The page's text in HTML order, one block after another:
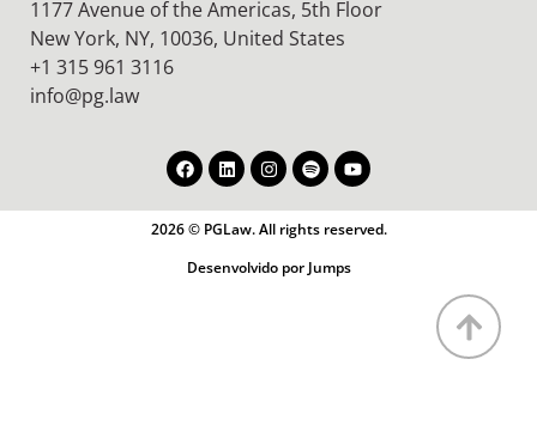
1177 Avenue of the Americas, 5th Floor
New York, NY, 10036, United States
+1 315 961 3116
info@pg.law
2026 © PGLaw. All rights reserved.
Desenvolvido por Jumps